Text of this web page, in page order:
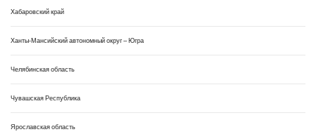
Хабаровский край
Ханты-Мансийский автономный округ – Югра
Челябинская область
Чувашская Республика
Ярославская область